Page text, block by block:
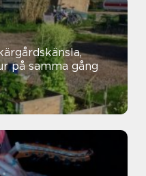
på samma gång